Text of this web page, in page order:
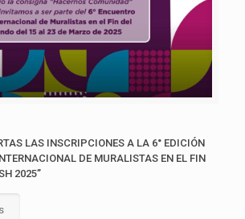
LAS INSCRIPCIONES A LA 6° EDICIÓN
DE MURALISTAS EN EL FIN
2025”